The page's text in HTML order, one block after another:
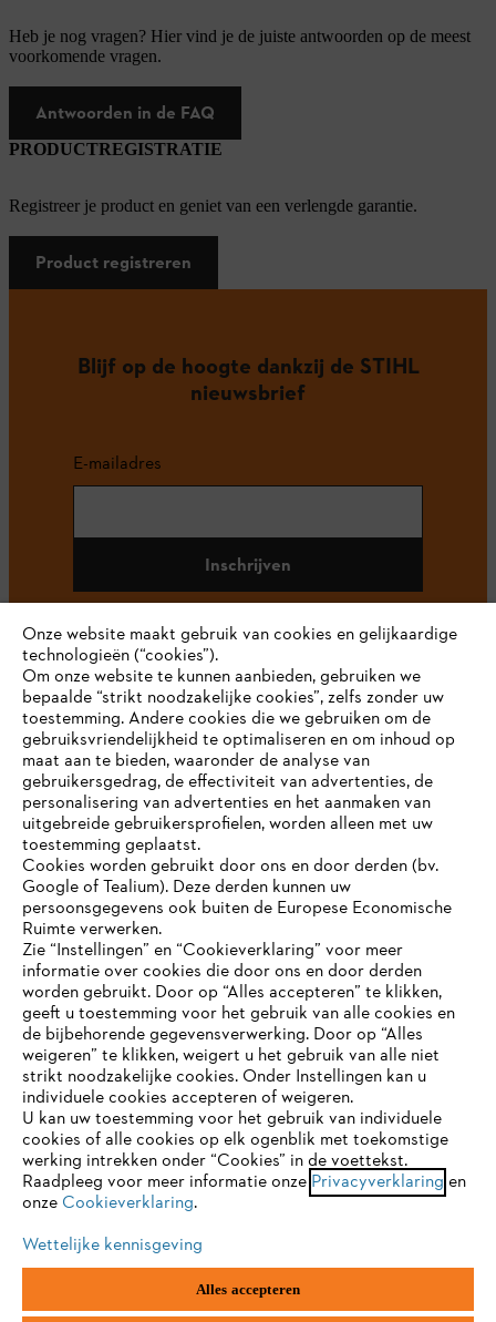
Heb je nog vragen? Hier vind je de juiste antwoorden op de meest
voorkomende vragen.
Antwoorden in de FAQ
PRODUCTREGISTRATIE
Registreer je product en geniet van een verlengde garantie.
Product registreren
Blijf op de hoogte dankzij de STIHL
nieuwsbrief
E-mailadres
Inschrijven
#STIHL
Bedrijf
STIHL FAQ
Contact
Gegevensbescherming Impressum
ANDREAS STIHL NV, Veurtstraat 117, 2870Puurs-Sint-Amands,
België/Belgique
JE BROWSER WORDT NIET
ONDERSTEUND
Je gebruikt een browser die we nog niet ondersteunen. Om
onze website optimaal te kunnen gebruiken, raden we aan dat
je overschakelt op één van de volgende browsers:
firefox
safari edge
Onze website maakt gebruik van cookies en gelijkaardige
technologieën (“cookies”).
Om onze website te kunnen aanbieden, gebruiken we
bepaalde “strikt noodzakelijke cookies”, zelfs zonder uw
toestemming. Andere cookies die we gebruiken om de
gebruiksvriendelijkheid te optimaliseren en om inhoud op
maat aan te bieden, waaronder de analyse van
gebruikersgedrag, de effectiviteit van advertenties, de
personalisering van advertenties en het aanmaken van
uitgebreide gebruikersprofielen, worden alleen met uw
toestemming geplaatst.
Cookies worden gebruikt door ons en door derden (bv.
Google of Tealium). Deze derden kunnen uw
persoonsgegevens ook buiten de Europese Economische
Ruimte verwerken.
Zie “Instellingen” en “Cookieverklaring” voor meer
informatie over cookies die door ons en door derden
worden gebruikt. Door op “Alles accepteren” te klikken,
geeft u toestemming voor het gebruik van alle cookies en
de bijbehorende gegevensverwerking. Door op “Alles
weigeren” te klikken, weigert u het gebruik van alle niet
strikt noodzakelijke cookies. Onder Instellingen kan u
individuele cookies accepteren of weigeren.
U kan uw toestemming voor het gebruik van individuele
cookies of alle cookies op elk ogenblik met toekomstige
werking intrekken onder “Cookies” in de voettekst.
Raadpleeg voor meer informatie onze Privacyverklaring en
onze Cookieverklaring.
Wettelijke kennisgeving
Alles accepteren